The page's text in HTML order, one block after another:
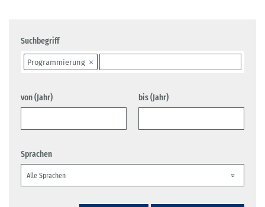
Suchbegriff
Programmierung
von (Jahr) bis (Jahr)
Sprachen